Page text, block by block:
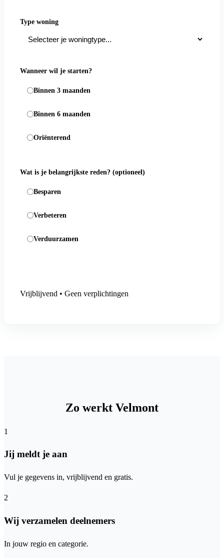
Type woning
Wanneer wil je starten?
Binnen 3 maanden
Binnen 6 maanden
Oriënterend
Wat is je belangrijkste reden? (optioneel)
Besparen
Verbeteren
Verduurzamen
Vrijblijvend • Geen verplichtingen
Zo werkt Velmont
1
Jij meldt je aan
Vul je gegevens in, vrijblijvend en gratis.
2
Wij verzamelen deelnemers
In jouw regio en categorie.